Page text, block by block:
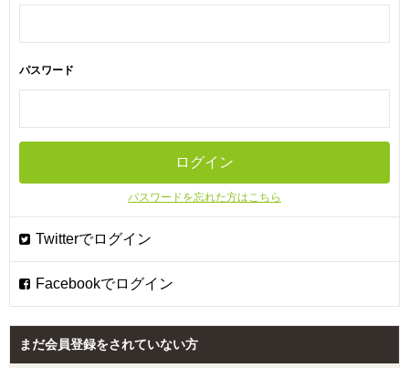
パスワード
パスワードを忘れた方はこちら
まだ会員登録をされていない方